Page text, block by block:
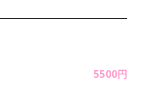
5500円